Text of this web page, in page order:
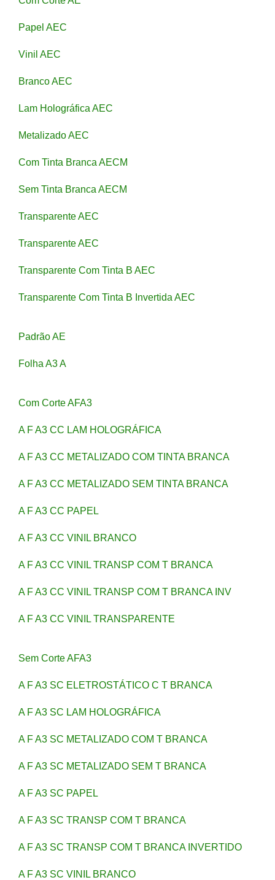
Papel AEC
Vinil AEC
Branco AEC
Lam Holográfica AEC
Metalizado AEC
Com Tinta Branca AECM
Sem Tinta Branca AECM
Transparente AEC
Transparente AEC
Transparente Com Tinta B AEC
Transparente Com Tinta B Invertida AEC
Padrão AE
Folha A3 A
Com Corte AFA3
A F A3 CC LAM HOLOGRÁFICA
A F A3 CC METALIZADO COM TINTA BRANCA
A F A3 CC METALIZADO SEM TINTA BRANCA
A F A3 CC PAPEL
A F A3 CC VINIL BRANCO
A F A3 CC VINIL TRANSP COM T BRANCA
A F A3 CC VINIL TRANSP COM T BRANCA INV
A F A3 CC VINIL TRANSPARENTE
Sem Corte AFA3
A F A3 SC ELETROSTÁTICO C T BRANCA
A F A3 SC LAM HOLOGRÁFICA
A F A3 SC METALIZADO COM T BRANCA
A F A3 SC METALIZADO SEM T BRANCA
A F A3 SC PAPEL
A F A3 SC TRANSP COM T BRANCA
A F A3 SC TRANSP COM T BRANCA INVERTIDO
A F A3 SC VINIL BRANCO